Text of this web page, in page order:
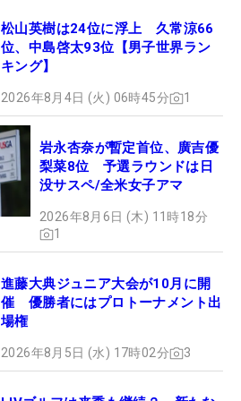
松山英樹は24位に浮上 久常涼66
位、中島啓太93位【男子世界ラン
キング】
2026年8月4日 (火) 06時45分 1
岩永杏奈が暫定首位、廣吉優
梨菜8位 予選ラウンドは日
没サスペ/全米女子アマ
2026年8月6日 (木) 11時18分
1
進藤大典ジュニア大会が10月に開
催 優勝者にはプロトーナメント出
場権
2026年8月5日 (水) 17時02分 3